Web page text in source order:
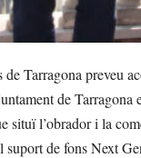
Tarragona preveu
de
situï l’obrador i la
de fons Next